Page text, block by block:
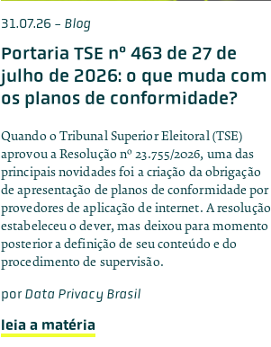
31.07.26 - Blog
Portaria TSE nº 463 de 27 de
julho de 2026: o que muda com
os planos de conformidade?
Quando o Tribunal Superior Eleitoral (TSE)
aprovou a Resolução nº 23.755/2026, uma das
principais novidades foi a criação da obrigação
de apresentação de planos de conformidade por
provedores de aplicação de internet. A resolução
estabeleceu o dever, mas deixou para momento
posterior a definição de seu conteúdo e do
procedimento de supervisão.
porData Privacy Brasil
leia a matéria